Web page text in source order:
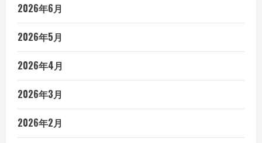
2026年6月
2026年5月
2026年4月
2026年3月
2026年2月